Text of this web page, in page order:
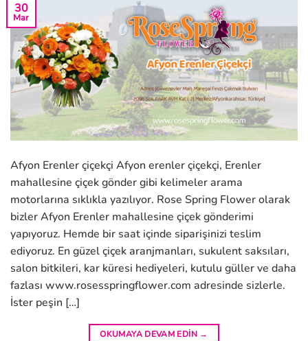
30
Mar
Afyon Erenler çiçekçi Afyon erenler çiçekçi, Erenler
mahallesine çiçek gönder gibi kelimeler arama
motorlarına sıklıkla yazılıyor. Rose Spring Flower olarak
bizler Afyon Erenler mahallesine çiçek gönderimi
yapıyoruz. Hemde bir saat içinde siparişinizi teslim
ediyoruz. En güzel çiçek aranjmanları, sukulent saksıları,
salon bitkileri, kar küresi hediyeleri, kutulu güller ve daha
fazlası www.rosesspringflower.com adresinde sizlerle.
İster peşin […]
OKUMAYA DEVAM EDIN →